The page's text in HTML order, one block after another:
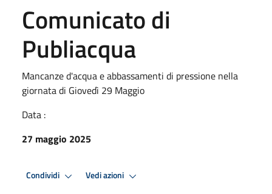
Comunicato di
Publiacqua
Mancanze d'acqua e abbassamenti di pressione nella
giornata di Giovedì 29 Maggio
Data :
27 maggio 2025
Condividi Vedi azioni